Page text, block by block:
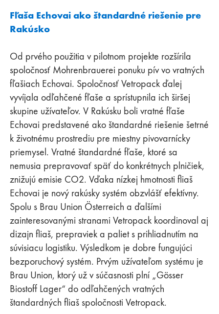
Fľaša Echovai ako štandardné riešenie pre
Rakúsko
Od prvého použitia v pilotnom projekte rozšírila
spoločnosť Mohrenbrauerei ponuku pív vo vratných
fľašiach Echovai. Spoločnosť Vetropack ďalej
vyvíjala odľahčené fľaše a sprístupnila ich širšej
skupine užívateľov. V Rakúsku boli vratné fľaše
Echovai predstavené ako štandardné riešenie šetrné
k životnému prostrediu pre miestny pivovarnícky
priemysel. Vratné štandardné fľaše, ktoré sa
nemusia prepravovať späť do konkrétnych plničiek,
znižujú emisie CO2. Vďaka nízkej hmotnosti fliaš
Echovai je nový rakúsky systém obzvlášť efektívny.
Spolu s Brau Union Österreich a ďalšími
zainteresovanými stranami Vetropack koordinoval aj
dizajn fliaš, prepraviek a paliet s prihliadnutím na
súvisiacu logistiku. Výsledkom je dobre fungujúci
bezporuchový systém. Prvým užívateľom systému je
Brau Union, ktorý už v súčasnosti plní „Gösser
Biostoff Lager“ do odľahčených vratných
štandardných fliaš spoločnosti Vetropack.